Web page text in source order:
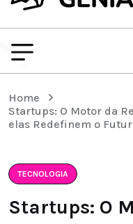
Home
Startups: O Motor da
elas Redefinem o
TECNOLOGIA
Startups: O